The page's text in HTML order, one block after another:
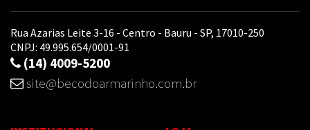
Rua Azarias Leite 3-16 - Centro - Bauru - SP, 17010-250
CNPJ: 49.995.654/0001-91
(14) 4009-5200
site@becodoarmarinho.com.br